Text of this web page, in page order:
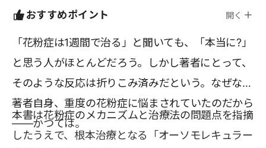
おすすめポイント 開く
「花粉症は1週間で治る」と聞いても、「本当に?」
と思う人がほとんどだろう。しかし著者にとって、
そのような反応は折りこみ済みだという。なぜなら
著者自身、重度の花粉症に悩まされていたのだから
――かつては。
本書は花粉症のメカニズムと治療法の問題点を指摘
したうえで、根本治療となる「オーソモレキュラー